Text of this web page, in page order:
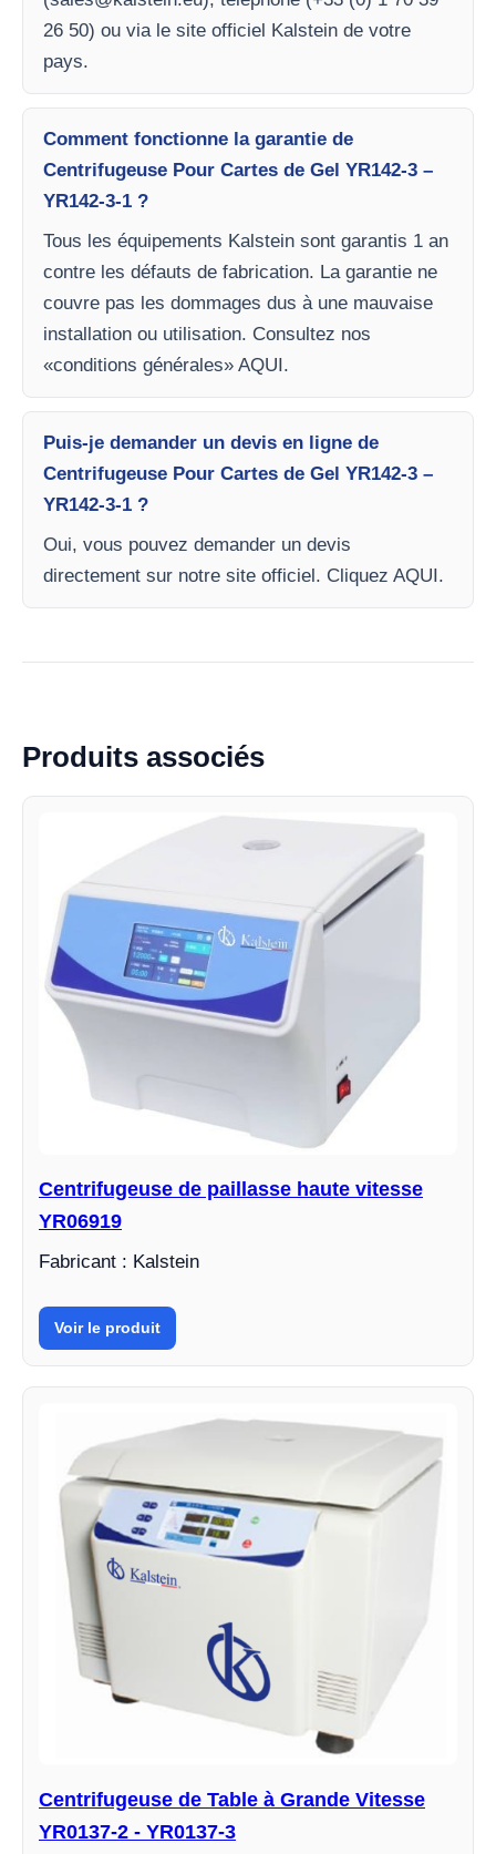
26 50) ou via le site officiel Kalstein de votre
pays.
Comment fonctionne la garantie de
Centrifugeuse Pour Cartes de Gel YR142-3 –
YR142-3-1 ?
Tous les équipements Kalstein sont garantis 1 an
contre les défauts de fabrication. La garantie ne
couvre pas les dommages dus à une mauvaise
installation ou utilisation. Consultez nos
«conditions générales» AQUI.
Puis-je demander un devis en ligne de
Centrifugeuse Pour Cartes de Gel YR142-3 –
YR142-3-1 ?
Oui, vous pouvez demander un devis
directement sur notre site officiel. Cliquez AQUI.
Produits associés
Centrifugeuse de paillasse haute vitesse
YR06919
Fabricant : Kalstein
Voir le produit
Centrifugeuse de Table à Grande Vitesse
YR0137-2 - YR0137-3